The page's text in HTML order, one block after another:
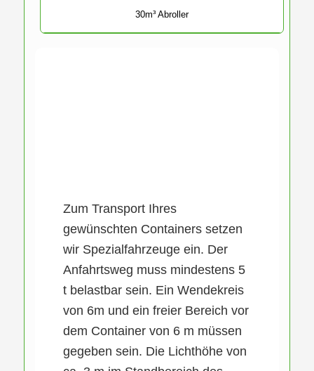
30m³ Abroller
Zum Transport Ihres
gewünschten Containers setzen
wir Spezialfahrzeuge ein. Der
Anfahrtsweg muss mindestens 5
t belastbar sein. Ein Wendekreis
von 6m und ein freier Bereich vor
dem Container von 6 m müssen
gegeben sein. Die Lichthöhe von